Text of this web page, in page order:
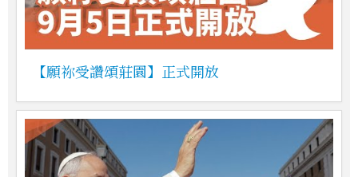
【願祢受讚頌莊園】正式開放